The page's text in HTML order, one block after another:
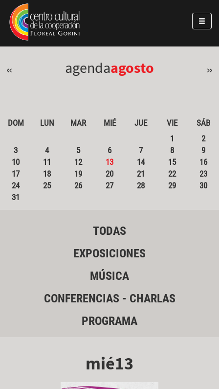
Pasar al contenido principal
Jump to main content
« agendaagosto »
DOM LUN MAR MIÉ JUE VIE
SÁB
1
2
3
4 5 6 7 8
9
10
11 12 13 14 15
16
17
18 19 20 21 22
23
24
25 26 27 28 29
30
31
TODAS
EXPOSICIONES
MÚSICA
CONFERENCIAS - CHARLAS
PROGRAMA
mié13